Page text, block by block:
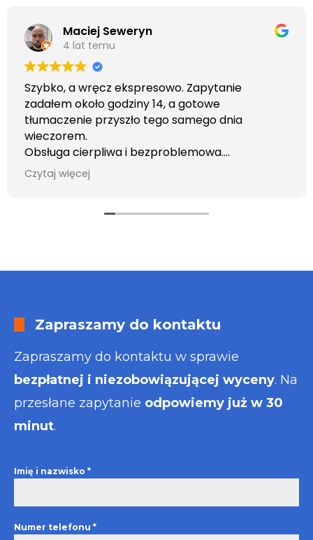
Maciej Seweryn
4 lat temu
Szybko, a wręcz ekspresowo. Zapytanie
zadałem około godziny 14, a gotowe
tłumaczenie przyszło tego samego dnia
wieczorem.
Obsługa cierpliwa i bezproblemowa.
Otrzymałem wszelkie informacje i porady jaka
usługa będzie dla mnie najlepsza. Faktura także
Czytaj więcej
Zapraszamy do kontaktu
Zapraszamy do kontaktu w sprawie
bezpłatnej i niezobowiązującej wyceny. Na
przesłane zapytanie odpowiemy już w 30
minut.
Imię i nazwisko *
Numer telefonu *